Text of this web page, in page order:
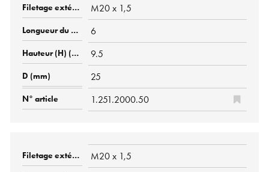
M20 x 1,5
6
9.5
25
1.251.2000.50
M20 x 1,5